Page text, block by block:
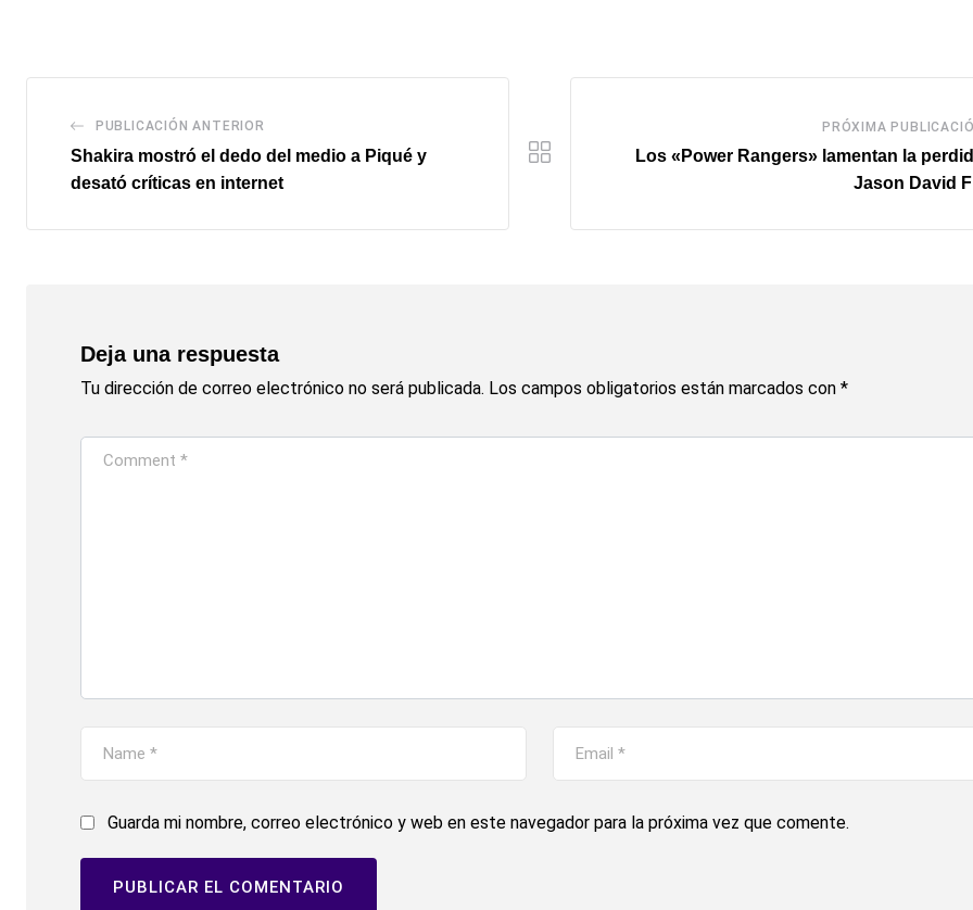
PUBLICACIÓN ANTERIOR
Shakira mostró el dedo del medio a Piqué y
desató críticas en internet
PRÓXIMA
Los «Power Rangers» lamentan la
Jason David
Deja una respuesta
Tu dirección de correo electrónico no será publicada. Los campos obligatorios están marcados con *
Guarda mi nombre, correo electrónico y web en este navegador para la próxima vez que comente.